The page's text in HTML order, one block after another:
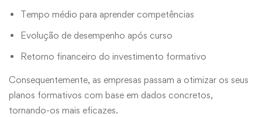
Tempo médio para aprender competências
Evolução de desempenho após curso
Retorno financeiro do investimento formativo
Consequentemente, as empresas passam a otimizar os seus
planos formativos com base em dados concretos,
tornando-os mais eficazes.